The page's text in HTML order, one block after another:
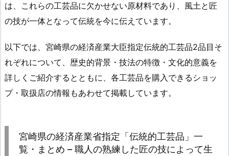
は、これらの工芸品に欠かせない原材料であり、風土と匠
の技が一体となって伝統を今に伝えています。
以下では、宮崎県の経済産業大臣指定伝統的工芸品2品目そ
れぞれについて、歴史的背景・技法の特徴・文化的意義を
詳しくご紹介するとともに、各工芸品を購入できるショッ
プ・取扱店の情報もあわせて掲載しています。
宮崎県の経済産業省指定「伝統的工芸品」一
覧・まとめ – 職人の熟練した匠の技によって生